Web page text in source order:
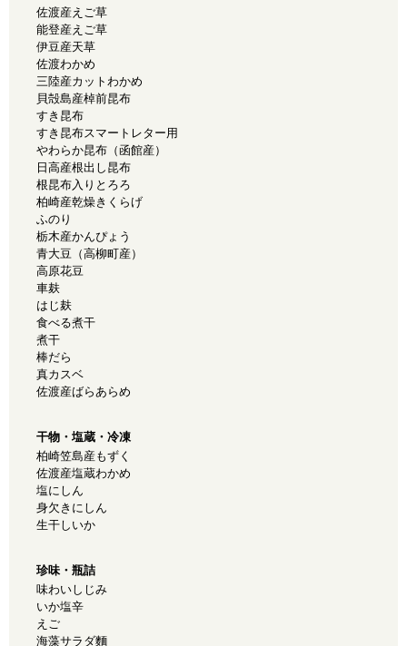
佐渡産えご草
能登産えご草
伊豆産天草
佐渡わかめ
三陸産カットわかめ
貝殻島産棹前昆布
すき昆布
すき昆布スマートレター用
やわらか昆布（函館産）
日高産根出し昆布
根昆布入りとろろ
柏崎産乾燥きくらげ
ふのり
栃木産かんぴょう
青大豆（高柳町産）
高原花豆
車麸
はじ麸
食べる煮干
煮干
棒だら
真カスベ
佐渡産ばらあらめ
干物・塩蔵・冷凍
柏崎笠島産もずく
佐渡産塩蔵わかめ
塩にしん
身欠きにしん
生干しいか
珍味・瓶詰
味わいしじみ
いか塩辛
えご
海藻サラダ麵